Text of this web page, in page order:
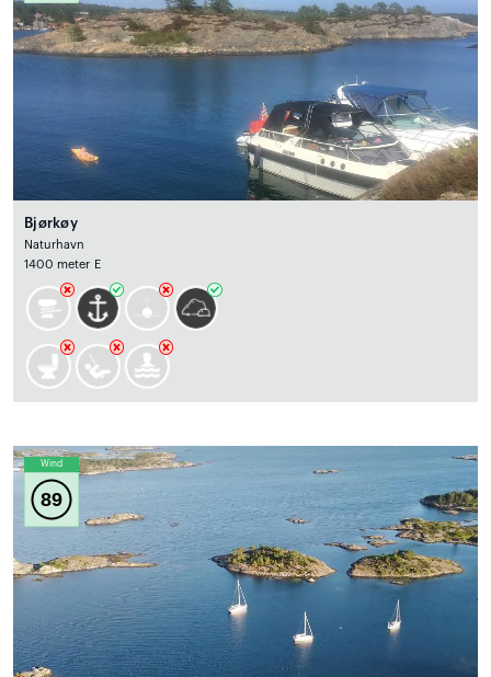
Bjørkøy
Naturhavn
1400 meter E
Wind
89